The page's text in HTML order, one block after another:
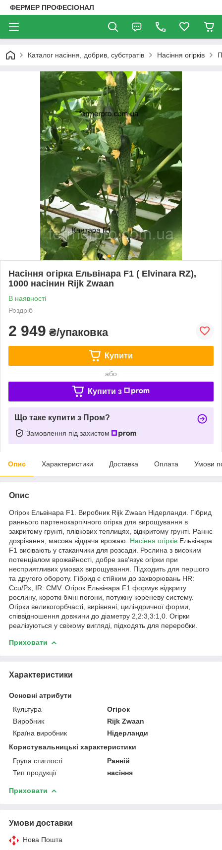
ФЕРМЕР ПРОФЕСІОНАЛ
Каталог насіння, добрив, субстратів Насіння огірків
Насіння огірка Ельвінара F1 ( Elvinara RZ),
1000 насінин Rijk Zwaan
В наявності
Роздріб
2 949 ₴/упаковка
Купити
або
Купити з
Що таке купити з Пром?
Замовлення під захистом
Опис Характеристики Доставка Оплата Умови
Опис
Огірок Ельвінара F1. Виробник Rijk Zwaan Нідерланди. Гібрид
раннього партенокарпічного огірка для вирощування в
закритому грунті, плівкових теплицях, відкритому грунті. Раннє
дозрівання, масова віддача врожаю. Насіння огірків Ельвінара
F1 висівають у стаканчики для розсади. Рослина з високим
потенціалом врожайності, добре завʼязує огірки при
несприятливих умовах вирощування. Підходить для першого
та другого обороту. Гібрид є стійким до захворювань HR:
Ccu/Px, IR: CMV. Огірок Ельвінара F1 формує відкриту
рослину, короткі бічні погони, потужну кореневу систему.
Огірки великогорбчасті, вирівняні, циліндричної форми,
співвідношення довжини до діаметру 2,2:3,3:1,0. Огірки
реалізуються у свіжому вигляді, підходять для переробки.
Приховати
Характеристики
Основні атрибути
Культура
Огірок
Виробник
Rijk Zwaan
Країна виробник
Нідерланди
Користувальницькі характеристики
Група стиглості
Ранній
Тип продукції
насіння
Приховати
Умови доставки
Нова Пошта